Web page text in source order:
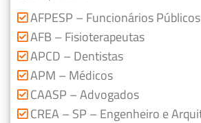
AFPESP – Funcionários Públicos
AFB – Fisioterapeutas
APCD – Dentistas
APM – Médicos
CAASP – Advogados
CREA – SP – Engenheiro e